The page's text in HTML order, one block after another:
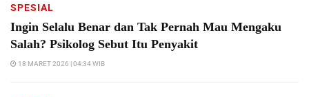
SPESIAL
Ingin Selalu Benar dan Tak Pernah Mau Mengaku
Salah? Psikolog Sebut Itu Penyakit
18 MARET 2026 | 04:34 WIB